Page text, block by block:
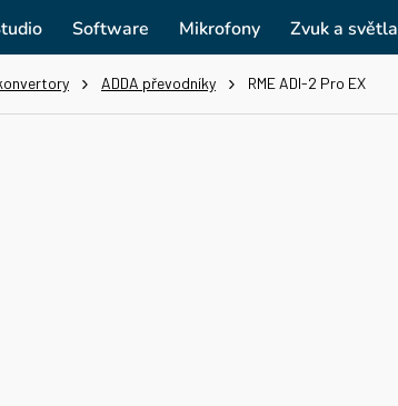
Software Mikrofony Zvuk a světla
ADDA převodníky RME ADI-2 Pro EX